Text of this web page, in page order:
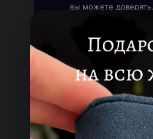
вы можете доверять.
КОНТАКТЫ